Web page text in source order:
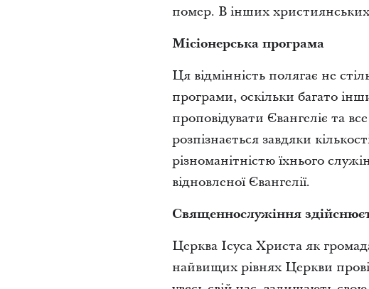
помер. В інших християнських
Місіонерська програма
Ця відмінність полягає не
програми, оскільки багато
проповідувати Євангеліє та
розпізнається завдяки
різноманітністю їхнього
відновленої Євангелії.
Священнослужіння
Церква Ісуса Христа як
найвищих рівнях Церкви